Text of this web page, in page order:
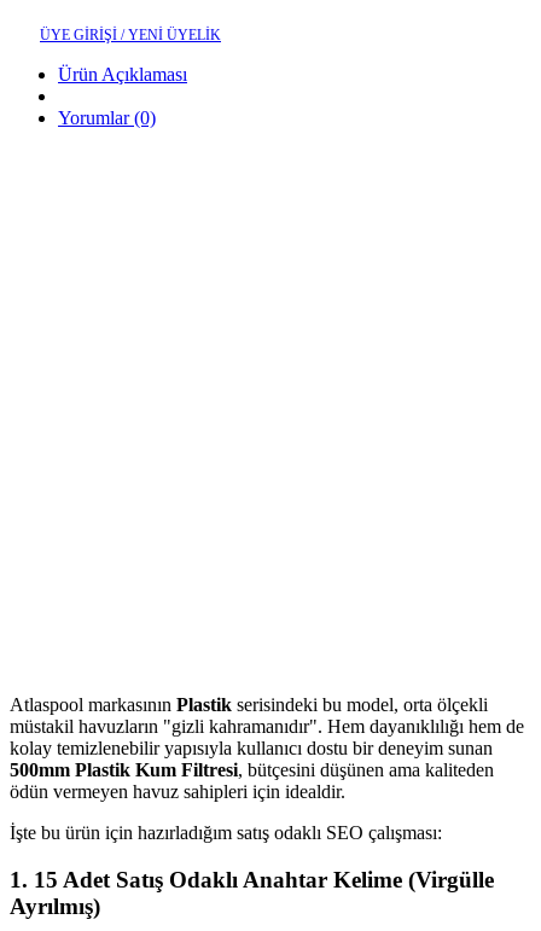
ÜYE GİRİŞİ / YENİ ÜYELİK
Ürün Açıklaması
Yorumlar (0)
Atlaspool markasının Plastik serisindeki bu model, orta ölçekli
müstakil havuzların "gizli kahramanıdır". Hem dayanıklılığı hem de
kolay temizlenebilir yapısıyla kullanıcı dostu bir deneyim sunan
500mm Plastik Kum Filtresi, bütçesini düşünen ama kaliteden
ödün vermeyen havuz sahipleri için idealdir.
İşte bu ürün için hazırladığım satış odaklı SEO çalışması:
1. 15 Adet Satış Odaklı Anahtar Kelime (Virgülle
Ayrılmış)